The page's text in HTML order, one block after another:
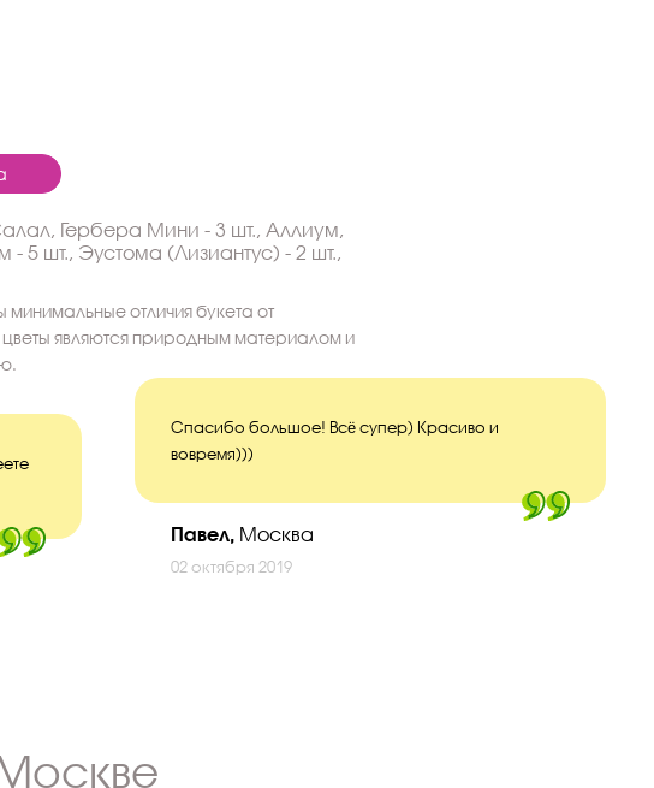
Гербера Мини - 3 шт., Аллиум,
- 5 шт., Эустома (Лизиантус) - 2 шт.,
отличия букета от
цветы являются природным материалом и
Спасибо большое! Всё супер) Красиво и
вовремя)))
Павел, Москва
02 октября 2019